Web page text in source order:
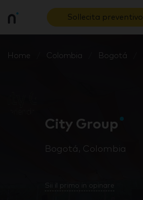
Sollecita preventivo
Home Colombia Bogotá
City Group
Bogotá, Colombia
Sii il primo in opinare